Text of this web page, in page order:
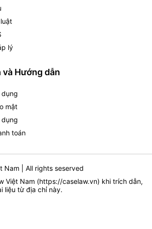
lý
và Hướng dẫn
mật
toán
Nam | All rights seserved
Việt Nam (https://caselaw.vn) khi trích dẫn,
liệu từ địa chỉ này.